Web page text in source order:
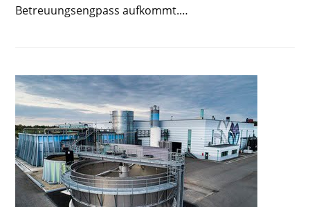
Betreuungsengpass aufkommt.…